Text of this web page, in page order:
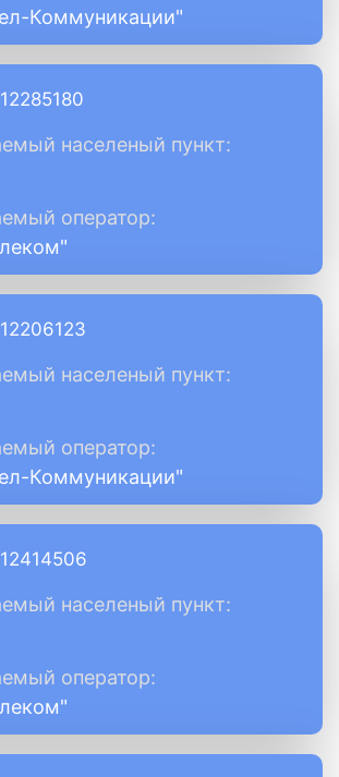
Коммуникации"
населеный пункт:
оператор:
населеный пункт:
оператор:
Коммуникации"
населеный пункт:
оператор: